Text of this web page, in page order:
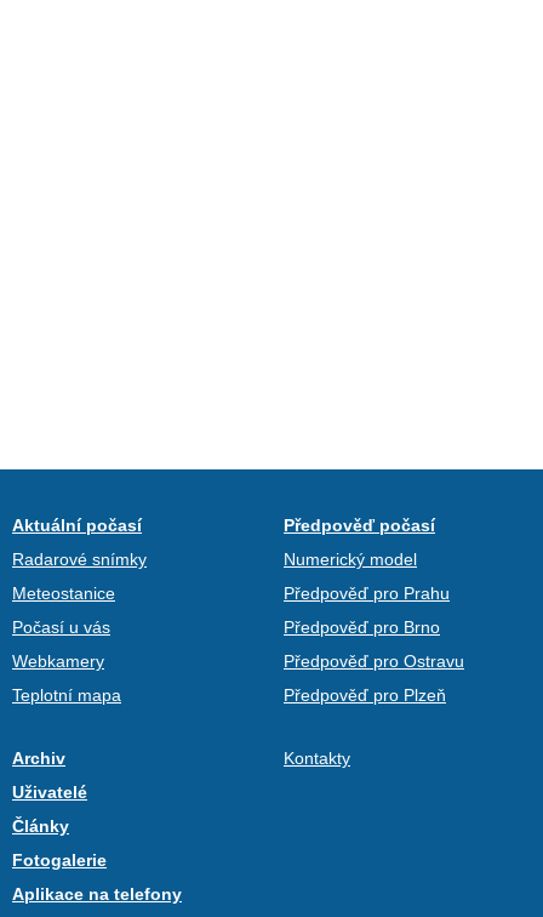
Aktuální počasí
Radarové snímky
Meteostanice
Počasí u vás
Webkamery
Teplotní mapa
Předpověď počasí
Numerický model
Předpověď pro Prahu
Předpověď pro Brno
Předpověď pro Ostravu
Předpověď pro Plzeň
Archiv
Uživatelé
Články
Fotogalerie
Aplikace na telefony
Kontakty